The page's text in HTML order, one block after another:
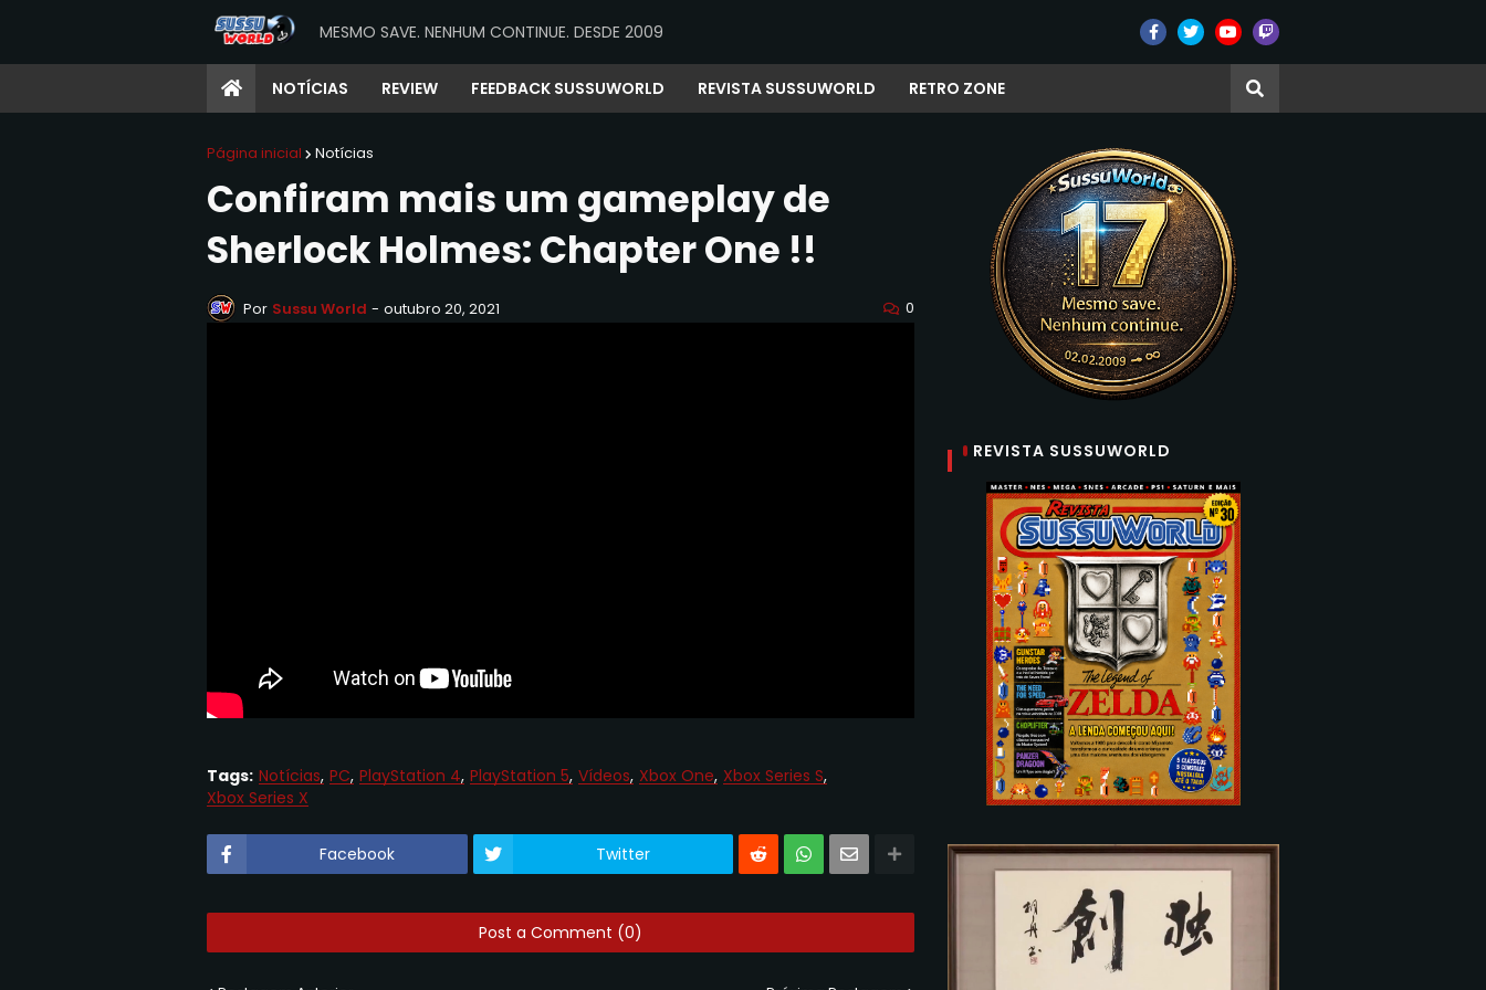
MESMO SAVE. NENHUM CONTINUE. DESDE 2009
NOTÍCIAS REVIEW FEEDBACK SUSSUWORLD REVISTA SUSSUWORLD RETRO ZONE
Página inicial Notícias
Confiram mais um gameplay de
Sherlock Holmes: Chapter One !!
Por Sussu World - outubro 20, 2021 0
Tags: Notícias PC PlayStation 4 PlayStation 5 Vídeos Xbox One Xbox Series S
Xbox Series X
Facebook Twitter
Post a Comment (0)
REVISTA SUSSUWORLD